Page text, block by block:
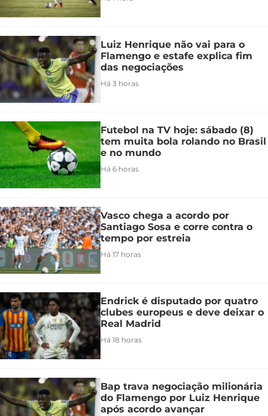
Luiz Henrique não vai para o
Flamengo e estafe explica fim
das negociações
Há 3 horas
Futebol na TV hoje: sábado (8)
tem muita bola rolando no Brasil
e no mundo
Há 6 horas
Vasco chega a acordo por
Santiago Sosa e corre contra o
tempo por estreia
Há 17 horas
Endrick é disputado por quatro
clubes europeus e deve deixar o
Real Madrid
Há 18 horas
Bap trava negociação milionária
do Flamengo por Luiz Henrique
após acordo avançar